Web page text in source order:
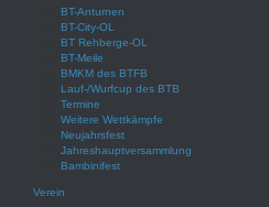
BT-Anturnen
BT-City-OL
BT Rehberge-OL
BT-Meile
BMKM des BTFB
Lauf-/Wurfcup des BTB
Termine
Weitere Wettkämpfe
Neujahrsfest
Jahreshauptversammlung
Bambinifest
Verein